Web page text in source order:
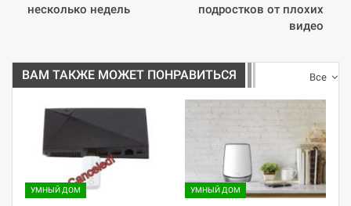
несколько недель
подростков от плохих
видео
Все
ВАМ ТАКЖЕ МОЖЕТ ПОНРАВИТЬСЯ
УМНЫЙ ДОМ УМНЫЙ ДОМ